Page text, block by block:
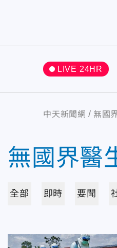
LIVE 24HR
中天新聞網 無國
無國界醫
全部 即時 要聞